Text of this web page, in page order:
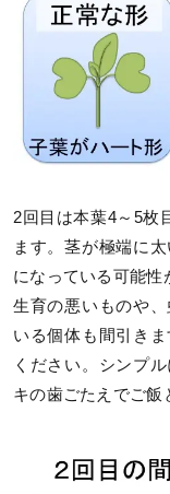
2回目は本葉4～5枚
ます。茎が極端に
になっている可能性
生育の悪いものや
いる個体も間引き
ください。シンプ
キの歯ごたえでご飯